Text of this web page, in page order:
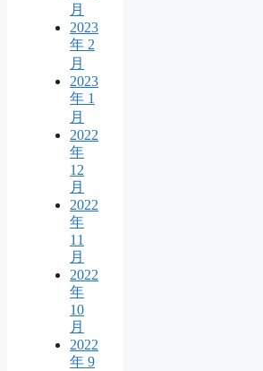
月
2023
年 2
月
2023
年 1
月
2022
年
12
月
2022
年
11
月
2022
年
10
月
2022
年 9